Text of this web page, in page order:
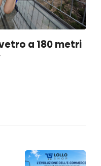
a 180 metri